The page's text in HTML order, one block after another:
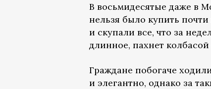
В восьмидесятые даже в
нельзя было купить
и скупали все, что за
длинное, пахнет
Граждане побогаче
и элегантно, однако за